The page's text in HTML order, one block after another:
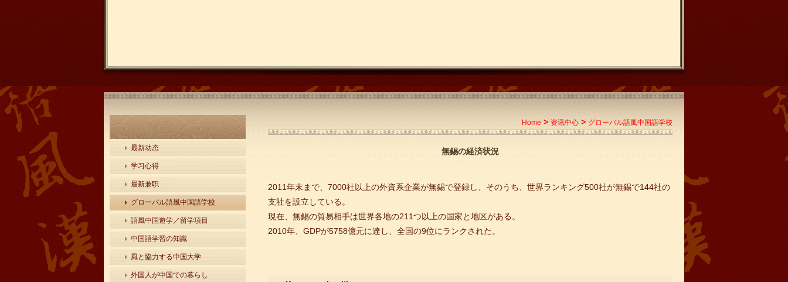
最新动态
学习心得
最新兼职
グローバル語風中国語学校
語風中国遊学／留学項目
中国語学習の知識
風と協力する中国大学
外国人が中国での暮らし
Home > 资讯中心 > グローバル語風中国語学校
無錫の経済状況
2011年末まで、7000社以上の外資系企業が無錫で登録し、そのうち、世界ランキング500社が無錫で144社の
支社を設立している。
現在、無錫の貿易相手は世界各地の211つ以上の国家と地区がある。
2010年、GDPが5758億元に達し、全国の9位にランクされた。